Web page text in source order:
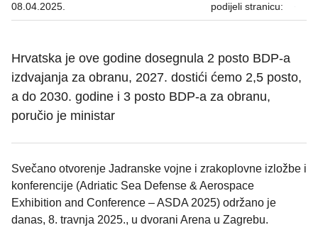
08.04.2025. podijeli stranicu:
Hrvatska je ove godine dosegnula 2 posto BDP-a
izdvajanja za obranu, 2027. dostići ćemo 2,5 posto,
a do 2030. godine i 3 posto BDP-a za obranu,
poručio je ministar
Svečano otvorenje Jadranske vojne i zrakoplovne izložbe i
konferencije (Adriatic Sea Defense & Aerospace
Exhibition and Conference – ASDA 2025) održano je
danas, 8. travnja 2025., u dvorani Arena u Zagrebu.